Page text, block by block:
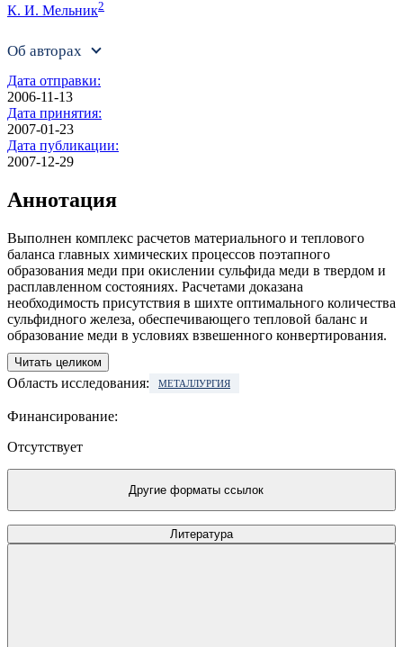
К. И. Мельник2
Об авторах
Дата отправки:
2006-11-13
Дата принятия:
2007-01-23
Дата публикации:
2007-12-29
Аннотация
Выполнен комплекс расчетов материального и теплового
баланса главных химических процессов поэтапного
образования меди при окислении сульфида меди в твердом и
расплавленном состояниях. Расчетами доказана
необходимость присутствия в шихте оптимального количества
сульфидного железа, обеспечивающего тепловой баланс и
образование меди в условиях взвешенного конвертирования.
Читать целиком
Область исследования: МЕТАЛЛУРГИЯ
Финансирование:
Отсутствует
Другие форматы ссылок
Литература